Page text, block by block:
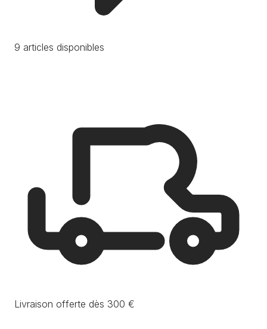
9 articles disponibles
Livraison offerte dès 300 €